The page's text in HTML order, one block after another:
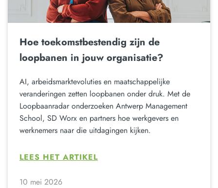
Hoe toekomstbestendig zijn de
loopbanen in jouw organisatie?
AI, arbeidsmarktevoluties en maatschappelijke
veranderingen zetten loopbanen onder druk. Met de
Loopbaanradar onderzoeken Antwerp Management
School, SD Worx en partners hoe werkgevers en
werknemers naar die uitdagingen kijken.
LEES HET ARTIKEL
10 mei 2026